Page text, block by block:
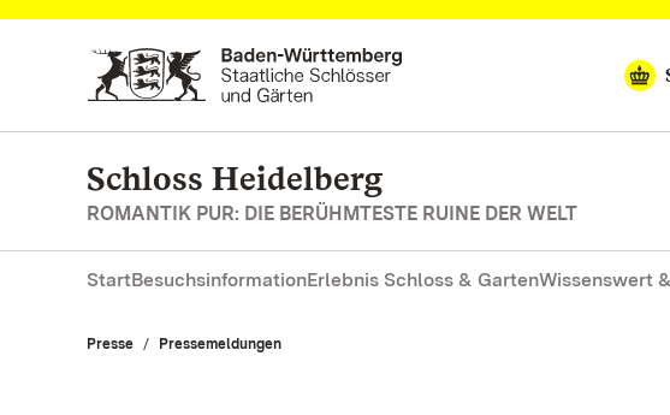
Zum Hauptinhalt springen
Schloss Heidelberg
ROMANTIK PUR: DIE BERÜHMTESTE RUINE DER WELT
StartBesuchsinformationErlebnis Schloss & GartenWissenswert
Presse Pressemeldungen